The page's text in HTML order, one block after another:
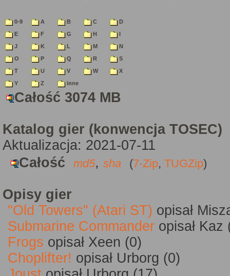
0-9 A B C
D
E
F G H
I
J
K L M
N
O
P Q R
S
T
U V W
X
Y
Z inne
Całość 3074 MB
Katalog gier (konwencja TOSEC)
Aktualizacja: 2021-07-11
Całość
md5, sha (7-Zip, TUGZip)
Opisy gier
"Old Towers" (Atari ST) opisał
Submarine Commander opisał Kaz
Frogs opisał Xeen (0)
Choplifter! opisał Urborg (0)